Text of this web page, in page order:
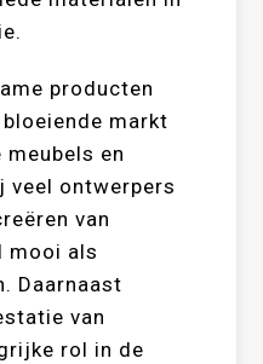
producten
markt
en
veel ontwerpers
van
mooi als
Daarnaast
van
rol in de